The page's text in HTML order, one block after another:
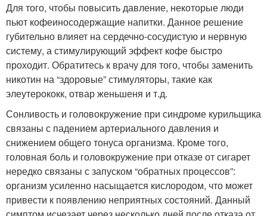
Для того, чтобы повысить давление, некоторые люди
пьют кофеиносодержащие напитки. Данное решение
губительно влияет на сердечно-сосудистую и нервную
систему, а стимулирующий эффект кофе быстро
проходит. Обратитесь к врачу для того, чтобы заменить
никотин на “здоровые” стимуляторы, такие как
элеутерококк, отвар женьшеня и т.д.
Сонливость и головокружение при синдроме курильщика
связаны с падением артериального давления и
снижением общего тонуса организма. Кроме того,
головная боль и головокружение при отказе от сигарет
нередко связаны с запуском “обратных процессов”:
организм усиленно насыщается кислородом, что может
привести к появлению неприятных состояний. Данный